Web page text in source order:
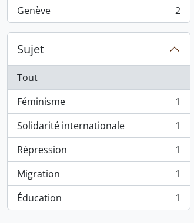
Genève
, 2 résultats 2
Sujet
Tout
Féminisme
, 1 résultats
1
Solidarité internationale
, 1 résultats
1
Répression
, 1 résultats
1
Migration
, 1 résultats
1
Éducation
, 1 résultats 1